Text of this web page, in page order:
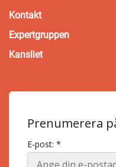
Kontakt
Expertgruppen
Kansliet
Prenumerera
E-post: *